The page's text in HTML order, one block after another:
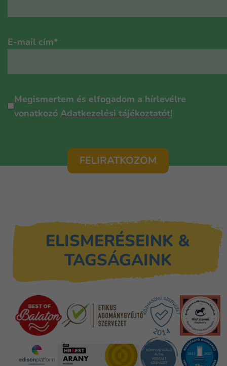
E-mail cím*
Személyes
adatok
Megismertem és elfogadom a hírlevélre
vonatkozó Adatkezelési tájékoztatót!
ELISMERÉSEINK &
TAGSÁGAINK